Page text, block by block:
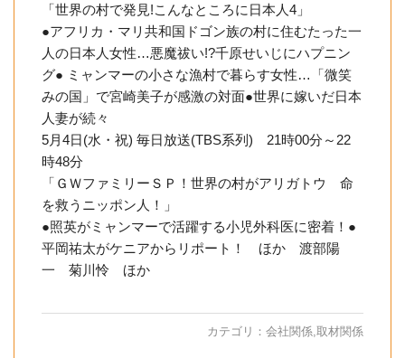
「世界の村で発見!こんなところに日本人4」
●アフリカ・マリ共和国ドゴン族の村に住むたった一
人の日本人女性…悪魔祓い!?千原せいじにハプニン
グ● ミャンマーの小さな漁村で暮らす女性…「微笑
みの国」で宮崎美子が感激の対面●世界に嫁いだ日本
人妻が続々
5月4日(水・祝) 毎日放送(TBS系列) 21時00分～22
時48分
「ＧＷファミリーＳＰ！世界の村がアリガトウ 命
を救うニッポン人！」
●照英がミャンマーで活躍する小児外科医に密着！●
平岡祐太がケニアからリポート！ ほか 渡部陽
一 菊川怜 ほか
カテゴリ： 会社関係 取材関係